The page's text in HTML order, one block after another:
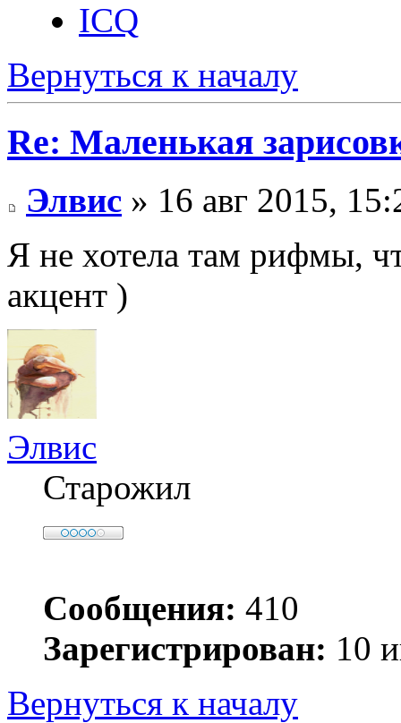
ICQ
Вернуться к началу
Re: Маленькая
Элвис » 16 авг 2015,
Я не хотела там рифмы,
акцент )
Элвис
Старожил
Сообщения: 410
Зарегистрирован: 10
Вернуться к началу